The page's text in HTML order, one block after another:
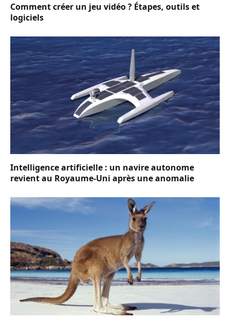
Comment créer un jeu vidéo ? Étapes, outils et
logiciels
Intelligence artificielle : un navire autonome
revient au Royaume-Uni après une anomalie